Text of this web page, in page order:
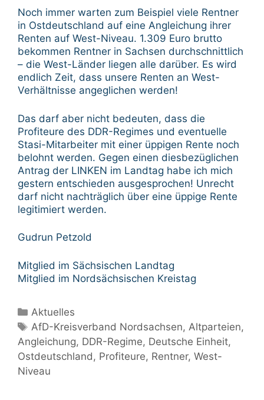
Noch immer warten zum Beispiel viele Rentner
in Ostdeutschland auf eine Angleichung ihrer
Renten auf West-Niveau. 1.309 Euro brutto
bekommen Rentner in Sachsen durchschnittlich
– die West-Länder liegen alle darüber. Es wird
endlich Zeit, dass unsere Renten an West-
Verhältnisse angeglichen werden!
Das darf aber nicht bedeuten, dass die
Profiteure des DDR-Regimes und eventuelle
Stasi-Mitarbeiter mit einer üppigen Rente noch
belohnt werden. Gegen einen diesbezüglichen
Antrag der LINKEN im Landtag habe ich mich
gestern entschieden ausgesprochen! Unrecht
darf nicht nachträglich über eine üppige Rente
legitimiert werden.
Gudrun Petzold
Mitglied im Sächsischen Landtag
Mitglied im Nordsächsischen Kreistag
Kategorien
Aktuelles
Schlagwörter
AfD-Kreisverband Nordsachsen, Altparteien,
Angleichung, DDR-Regime, Deutsche Einheit,
Ostdeutschland , Profiteure, Rentner, West-
Niveau